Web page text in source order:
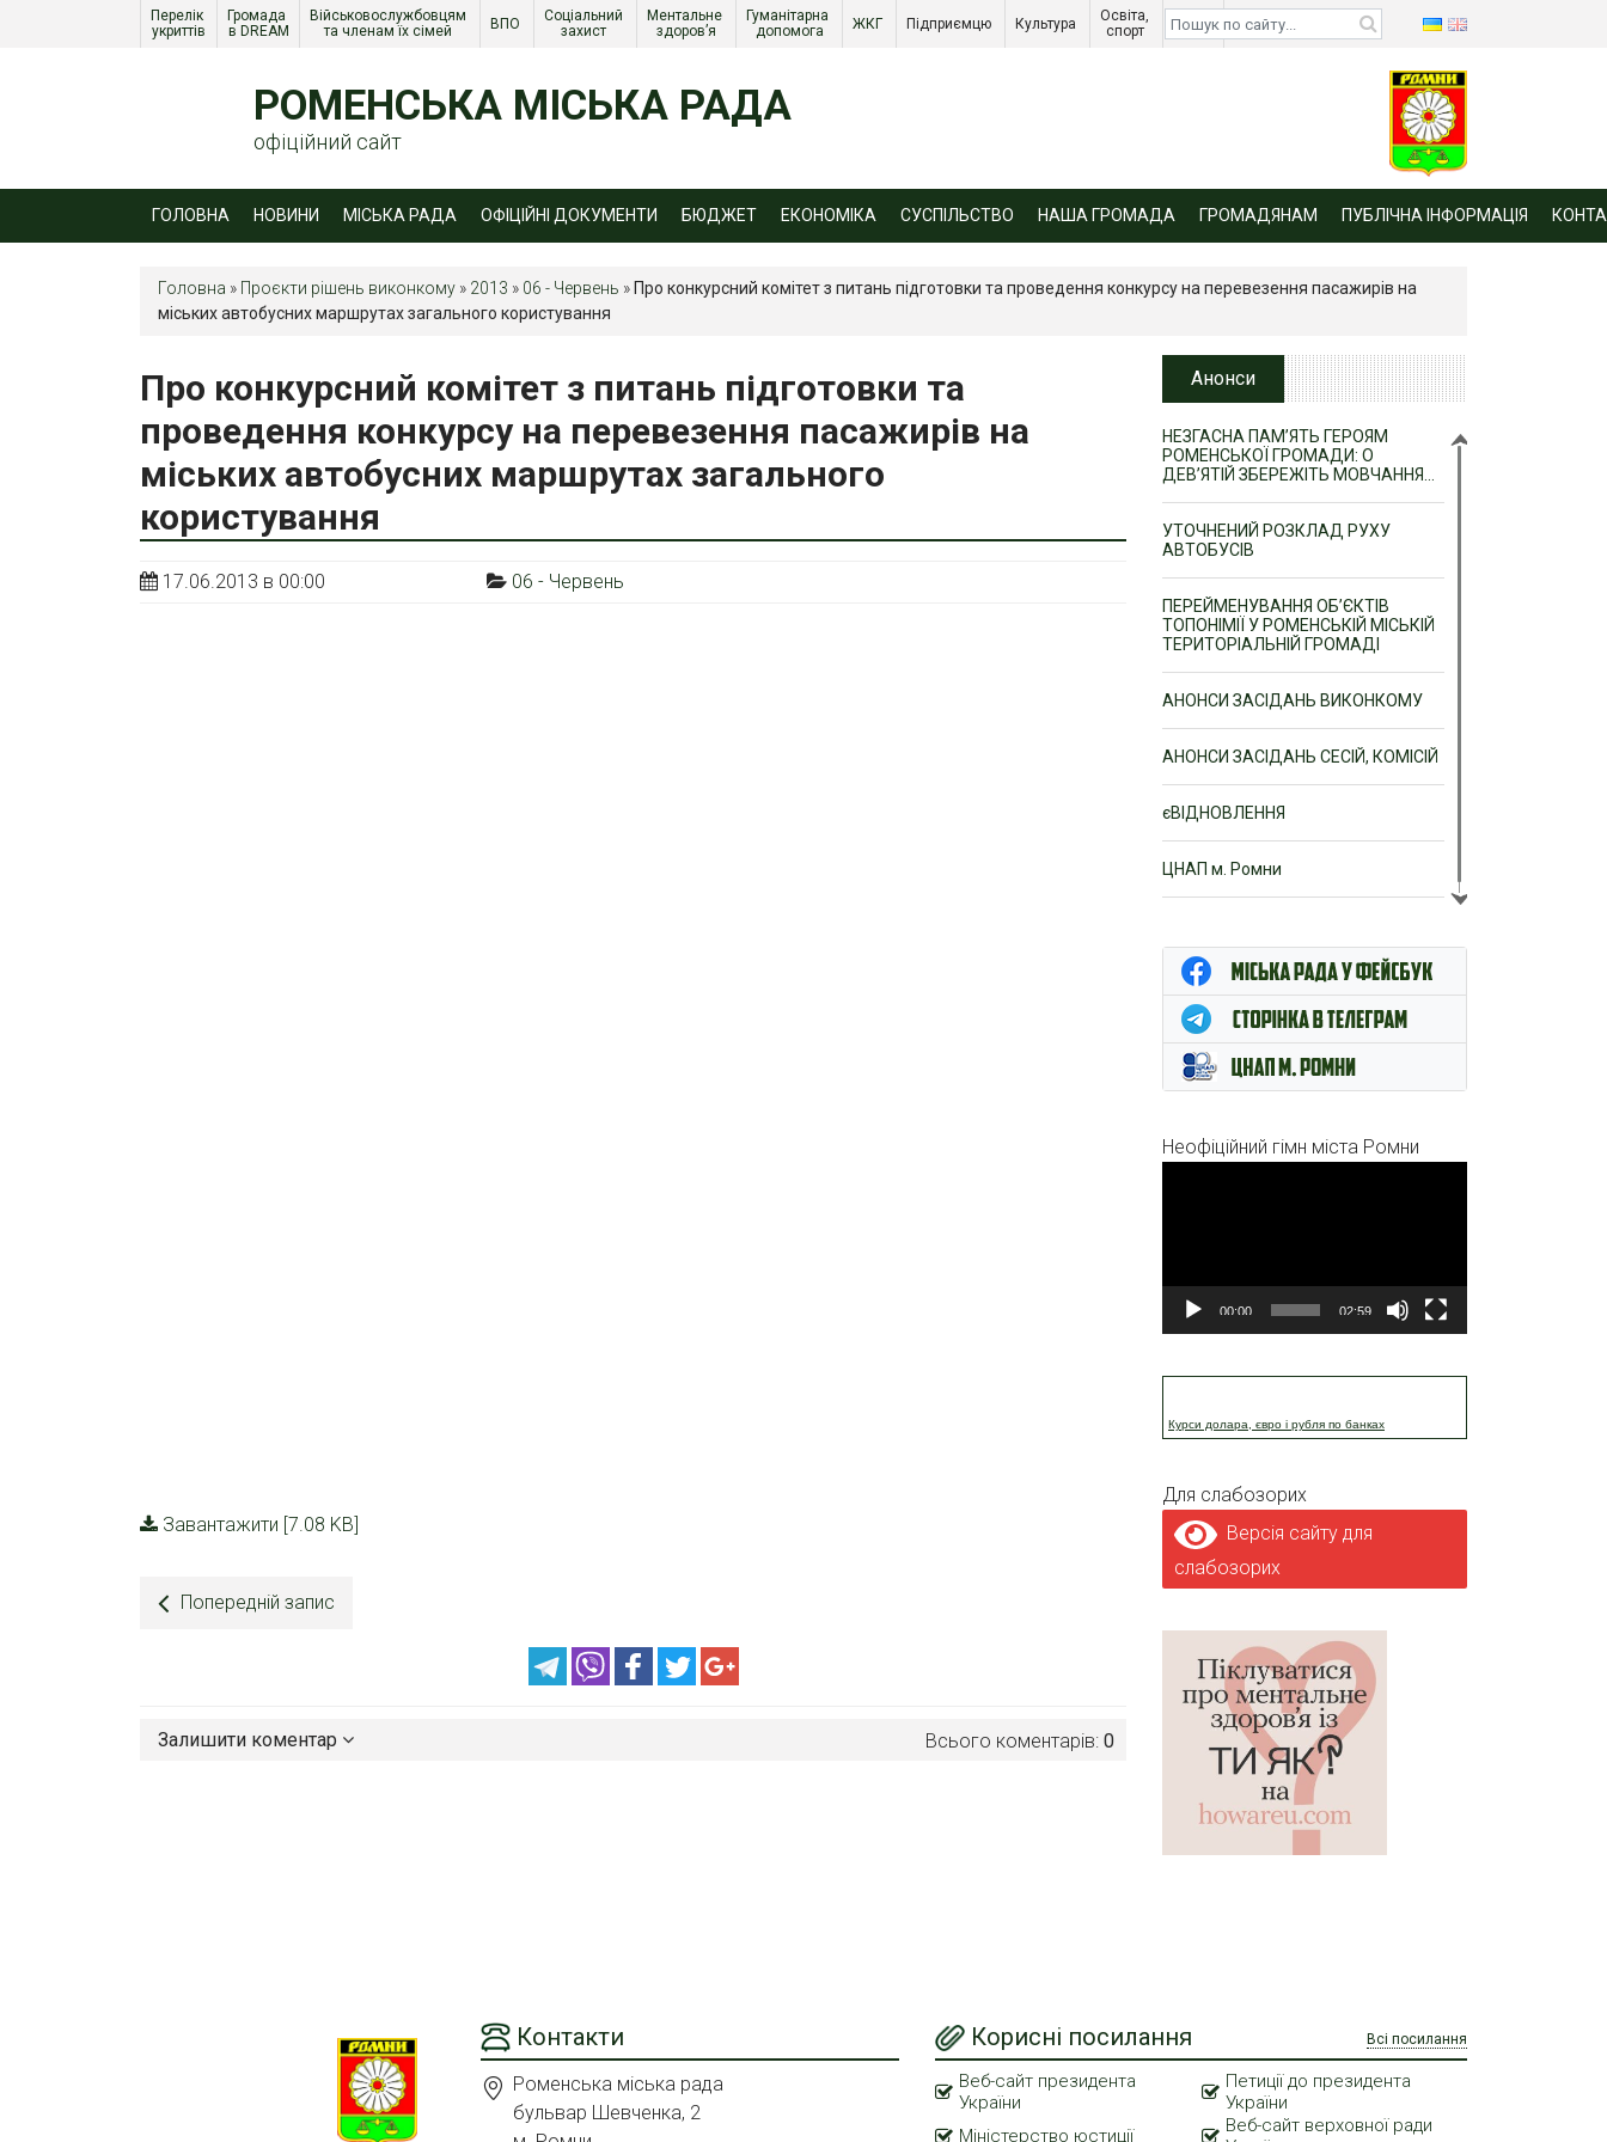
Перелік
укриттів
Громада
в DREAM
Військовослужбовцям
та членам їх сімей
ВПО
Соціальний
захист
Ментальне
здоров’я
Гуманітарна
допомога
ЖКГ Підприємцю Культура
Освіта,
спорт
Діти
війни
РОМЕНСЬКА МІСЬКА РАДА
офіційний сайт
ГОЛОВНА НОВИНИ МІСЬКА РАДА ОФІЦІЙНІ ДОКУМЕНТИ БЮДЖЕТ ЕКОНОМІКА СУСПІЛЬСТВО НАША ГРОМАДА ГРОМАДЯНАМ ПУБЛІЧНА ІНФОРМАЦІЯ
Головна » Проєкти рішень виконкому » 2013 » 06 - Червень » Про конкурсний комітет з питань підготовки та проведення конкурсу на перевезення пасажирів на
міських автобусних маршрутах загального користування
Про конкурсний комітет з питань підготовки та
проведення конкурсу на перевезення пасажирів на
міських автобусних маршрутах загального
користування
17.06.2013 в 00:00 06 - Червень
Завантажити [7.08 KB]
Попередній запис
Всього коментарів: 0
Залишити коментар
Анонси
НЕЗГАСНА ПАМ’ЯТЬ ГЕРОЯМ
РОМЕНСЬКОЇ ГРОМАДИ: О
ДЕВ’ЯТІЙ ЗБЕРЕЖІТЬ МОВЧАННЯ…
УТОЧНЕНИЙ РОЗКЛАД РУХУ
АВТОБУСІВ
ПЕРЕЙМЕНУВАННЯ ОБ’ЄКТІВ
ТОПОНІМІЇ У РОМЕНСЬКІЙ МІСЬКІЙ
ТЕРИТОРІАЛЬНІЙ ГРОМАДІ
АНОНСИ ЗАСІДАНЬ ВИКОНКОМУ
АНОНСИ ЗАСІДАНЬ СЕСІЙ, КОМІСІЙ
єВІДНОВЛЕННЯ
ЦНАП м. Ромни
Неофіційний гімн міста Ромни
00:00 02:59
Курси долара, євро і рубля по банках
Для слабозорих
Версія сайту для
слабозорих
Контакти
Роменська міська рада
бульвар Шевченка, 2
Корисні посилання Всі посилання
Веб-сайт президента
України
Петиції до президента
України
Міністерство юстиції
Веб-сайт верховної ради